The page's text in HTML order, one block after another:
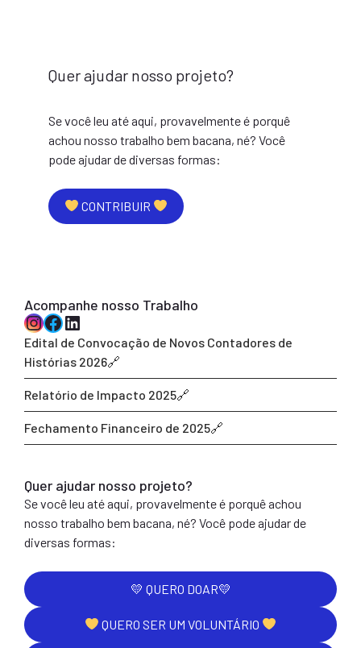
Quer ajudar nosso projeto?
Se você leu até aqui, provavelmente é porquê
achou nosso trabalho bem bacana, né? Você
pode ajudar de diversas formas:
CONTRIBUIR
Acompanhe nosso Trabalho
Instagram
Facebook
LinkedIn
Edital de Convocação de Novos Contadores de
Histórias 2026
Relatório de Impacto 2025
Fechamento Financeiro de 2025
Quer ajudar nosso projeto?
Se você leu até aqui, provavelmente é porquê achou
nosso trabalho bem bacana, né? Você pode ajudar de
diversas formas:
💛 QUERO DOAR💛
QUERO SER UM VOLUNTÁRIO